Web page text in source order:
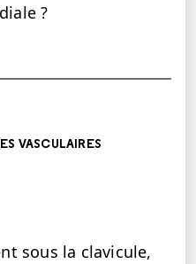
?
VASCULAIRES
sous la clavicule,